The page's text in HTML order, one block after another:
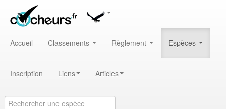
Accueil Classements Règlement Espèces
Inscription Liens Articles